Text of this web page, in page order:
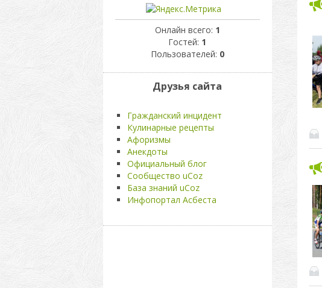
Онлайн всего: 1
Гостей: 1
Пользователей: 0
Друзья сайта
Гражданский инцидент
Кулинарные рецепты
Афоризмы
Анекдоты
Официальный блог
Сообщество uCoz
База знаний uCoz
Инфопортал Асбеста